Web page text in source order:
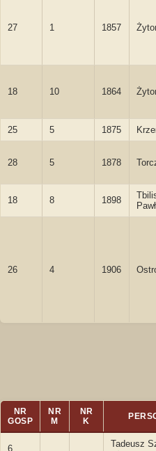
27 1 1857
18 10 1864
25 5 1875
28 5 1878
18 8 1898
26 4 1906
NR
GOSP
NR
M
NR
K
6
Tadeusz